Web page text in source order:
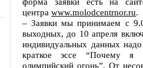
центра www.molodcentrnor.ru.
– Заявки мы принимаем с
выходных, до 10 апреля
индивидуальных данных надо
краткое эссе “Почему я
олимпийский огонь”. От